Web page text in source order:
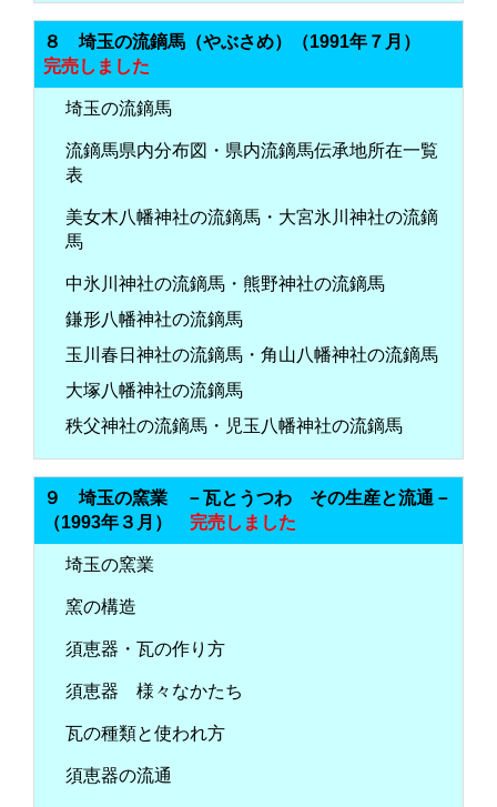
８ 埼玉の流鏑馬（やぶさめ）（1991年７月）
完売しました
埼玉の流鏑馬
流鏑馬県内分布図・県内流鏑馬伝承地所在一覧
表
美女木八幡神社の流鏑馬・大宮氷川神社の流鏑
馬
中氷川神社の流鏑馬・熊野神社の流鏑馬
鎌形八幡神社の流鏑馬
玉川春日神社の流鏑馬・角山八幡神社の流鏑馬
大塚八幡神社の流鏑馬
秩父神社の流鏑馬・児玉八幡神社の流鏑馬
９ 埼玉の窯業 －瓦とうつわ その生産と流通－
（1993年３月） 完売しました
埼玉の窯業
窯の構造
須恵器・瓦の作り方
須恵器 様々なかたち
瓦の種類と使われ方
須恵器の流通